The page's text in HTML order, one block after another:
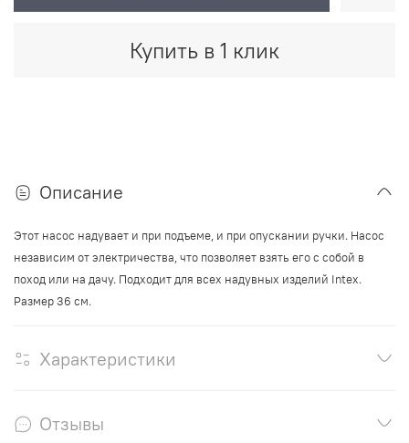
Купить в 1 клик
Описание
Этот насос надувает и при подъеме, и при опускании ручки. Насос
независим от электричества, что позволяет взять его с собой в
поход или на дачу. Подходит для всех надувных изделий Intex.
Размер 36 см.
Характеристики
Отзывы